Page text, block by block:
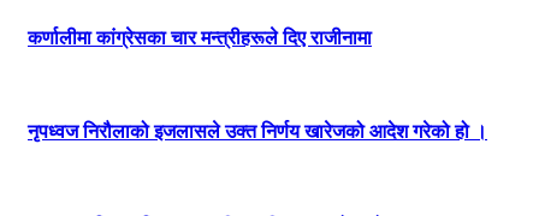
कर्णालीमा कांग्रेसका चार मन्त्रीहरूले दिए राजीनामा
नृपध्वज निरौलाको इजलासले उक्त निर्णय खारेजको आदेश गरेको हो ।